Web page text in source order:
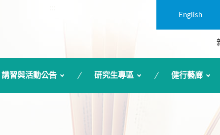
English
講習與活動公告 研究生專區 健行藝廊